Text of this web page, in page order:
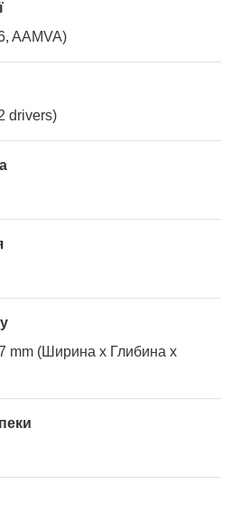
AAMVA)
drivers)
mm (Ширина x Глибина x